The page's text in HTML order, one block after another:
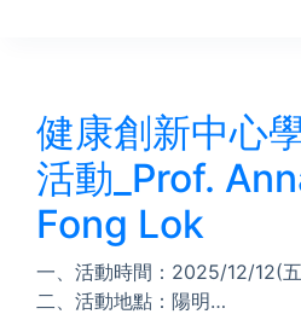
健康創新中心
活動_Prof.
Fong Lok
一、活動時間：2025/12/12(
二、活動地點：陽明…